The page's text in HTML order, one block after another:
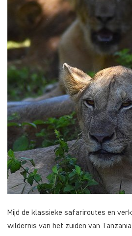
Mijd de klassieke safariroutes en
wildernis van het zuiden van Tanzania